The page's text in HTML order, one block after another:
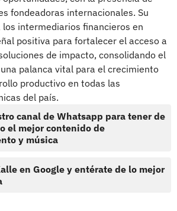
fondeadoras internacionales. Su
intermediarios financieros en
positiva para fortalecer el acceso a
de impacto, consolidando el
palanca vital para el crecimiento
productivo en todas las
del país.
canal de Whatsapp para tener de
el mejor contenido de
y música
en Google y entérate de lo mejor